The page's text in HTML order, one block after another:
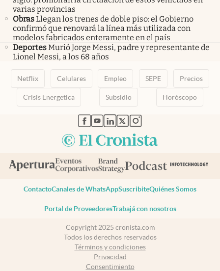
varias provincias
ObrasLlegan los trenes de doble piso: el Gobierno
confirmó que renovará la línea más utilizada con
modelos fabricados enteramente en el país
DeportesMurió Jorge Messi, padre y representante de
Lionel Messi, a los 68 años
Netflix Celulares Empleo SEPE Precios
Crisis Energetica Subsidio Horóscopo
abre en nueva pestaña
abre en nueva pestaña
abre en nueva pestaña
abre en nueva pestaña
abre en nueva pestaña
ContactoCanales de WhatsAppSuscribiteQuiénes Somos
Portal de ProveedoresTrabajá con nosotros
Copyright 2025 cronista.com
Todos los derechos reservados
Términos y condiciones
Privacidad
Consentimiento